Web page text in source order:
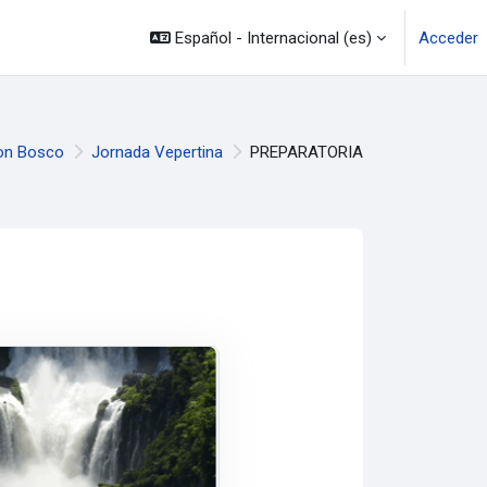
Español - Internacional ‎(es)‎ Acceder
Bosco Jornada Vepertina PREPARATORIA
DEL MEDIO NATURAL Y CULTURAL